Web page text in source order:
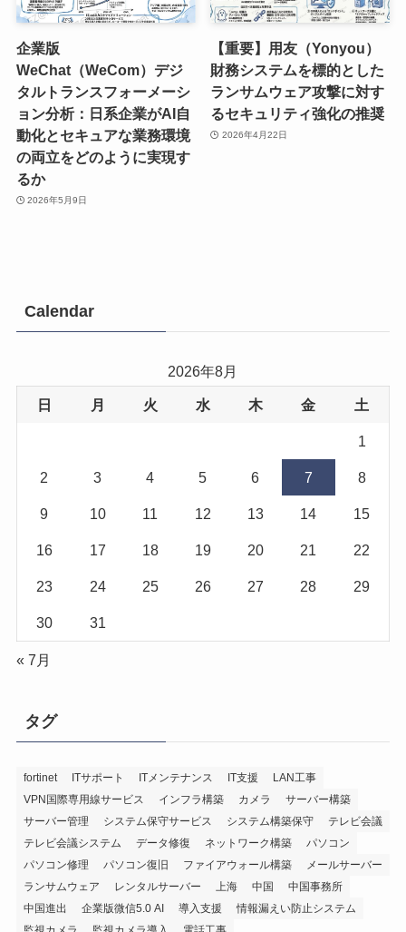
企業版
WeChat（WeCom）デジ
タルトランスフォーメーシ
ョン分析：日系企業がAI自
動化とセキュアな業務環境
の両立をどのように実現す
るか
2026年5月9日
【重要】用友（Yonyou）
財務システムを標的とした
ランサムウェア攻撃に対す
るセキュリティ強化の推奨
2026年4月22日
Calendar
2026年8月
日 月 火 水 木 金 土
1
2 3 4 5 6 7 8
9 10 11 12 13 14 15
16 17 18 19 20 21 22
23 24 25 26 27 28 29
30 31
« 7月
タグ
fortinet ITサポート ITメンテナンス IT支援
LAN工事
VPN国際専用線サービス
インフラ構築 カメラ
サーバー構築
サーバー管理
システム保守サービス システム構築保守
テレビ会議
テレビ会議システム
データ修復 ネットワーク構築
パソコン
パソコン修理
パソコン復旧 ファイアウォール構築
メールサーバー
ランサムウェア
レンタルサーバー 上海 中国
中国事務所
中国進出
企業版微信5.0 AI 導入支援
情報漏えい防止システム